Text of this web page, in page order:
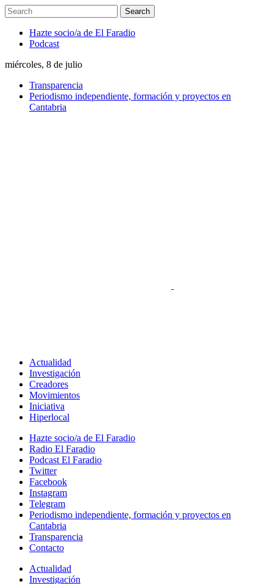
Hazte socio/a de El Faradio
Podcast
miércoles, 8 de julio
Transparencia
Periodismo independiente, formación y proyectos en
Cantabria
Actualidad
Investigación
Creadores
Movimientos
Iniciativa
Hiperlocal
Hazte socio/a de El Faradio
Radio El Faradio
Podcast El Faradio
Twitter
Facebook
Instagram
Telegram
Periodismo independiente, formación y proyectos en
Cantabria
Transparencia
Contacto
Actualidad
Investigación